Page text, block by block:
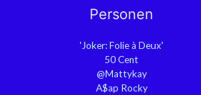
Personen
'Joker: Folie à Deux'
50 Cent
@Mattykay
A$ap Rocky